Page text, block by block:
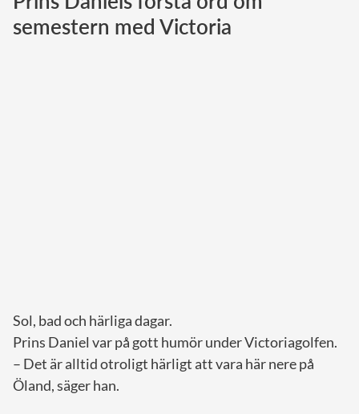
Norska kungahuset
semestern med Victoria
Sol, bad och härliga dagar.
Prins Daniel var på gott humör under Victoriagolfen.
– Det är alltid otroligt härligt att vara här nere på
Öland, säger han.